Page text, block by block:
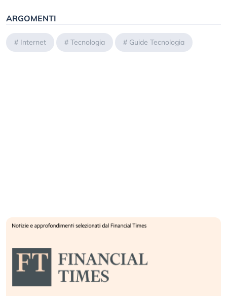
ARGOMENTI
# Internet # Tecnologia # Guide Tecnologia